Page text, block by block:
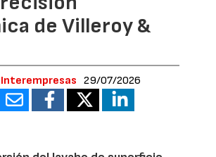
de Villeroy &
29/07/2026